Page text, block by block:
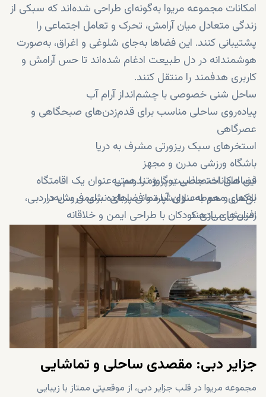
امکانات مجموعه مریوا به‌گونه‌ای طراحی شده‌اند که سبکی از
زندگی متعادل میان آرامش، تحرک و تعامل اجتماعی را
پشتیبانی کنند. این فضاها به‌جای شلوغی و اغراق، به‌صورت
هوشمندانه در دل طبیعت ادغام شده‌اند تا حس آرامش و
کاربری هدفمند را منتقل کنند.
ساحل شنی خصوصی با چشم‌انداز آرام آب
پیاده‌روی ساحلی مناسب برای قدم‌زدن‌های صبحگاهی و
عصرگاهی
استخرهای سبک ریزورتی مشرف به دریا
باشگاه ورزشی مدرن و مجهز
فضاهای اختصاصی یوگا و تندرستی
باغ‌های محوطه‌سازی‌شده و فضاهای نشیمن سایه‌دار
زمین‌های بازی کودکان با طراحی ایمن و خلاقانه
سالن‌های ویژه ساکنان و فضاهای گردهمایی اجتماعی
امنیت ۲۴ ساعته، سیستم کنترل دسترسی و خدمات
این امکانات، جذابیت پروژه را هم به‌عنوان یک اقامتگاه
لوکس و هم به‌عنوان آپارتمانی پربازده برای فروش در دبی،
افزایش می‌دهند.
جزایر دبی: مقصدی ساحلی و تماشایی
مجموعه مریوا در قلب جزایر دبی، از موقعیتی ممتاز با زیبایی